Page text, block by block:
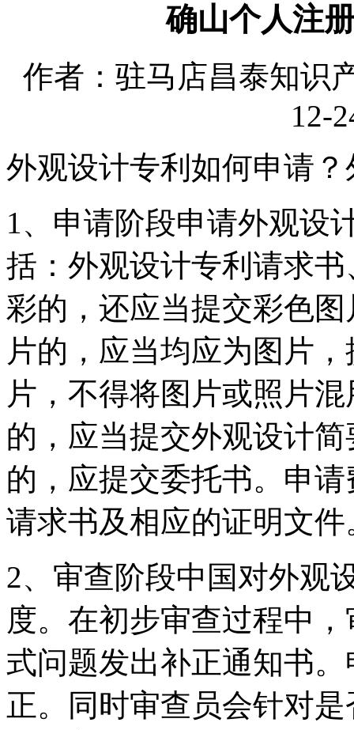
确山个人注
作者：驻马店昌泰知识
12-
外观设计专利如何申请
1、申请阶段申请外观设
括：外观设计专利请求
彩的，还应当提交彩色
片的，应当均应为图片
片，不得将图片或照片
的，应当提交外观设计
的，应提交委托书。申
请求书及相应的证明文件
2、审查阶段中国对外观
度。在初步审查过程中
式问题发出补正通知书
正。同时审查员会针对